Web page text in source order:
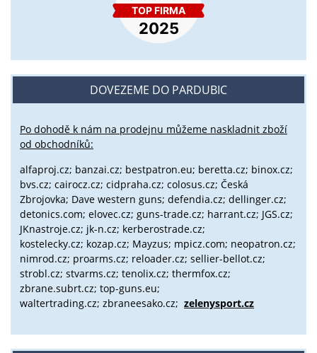
DOVEZEME DO PARDUBIC
Po dohodě k nám na prodejnu můžeme naskladnit zboží
od obchodníků:
alfaproj.cz; banzai.cz; bestpatron.eu; beretta.cz; binox.cz;
bvs.cz; cairocz.cz; cidpraha.cz; colosus.cz; Česká
Zbrojovka; Dave western guns; defendia.cz; dellinger.cz;
detonics.com; elovec.cz; guns-trade.cz; harrant.cz; JGS.cz;
JKnastroje.cz; jk-n.cz; kerberostrade.cz;
kostelecky.cz; kozap.cz; Mayzus; mpicz.com; neopatron.cz;
nimrod.cz; proarms.cz; reloader.cz; sellier-bellot.cz;
strobl.cz; stvarms.cz; tenolix.cz; thermfox.cz;
zbrane.subrt.cz; top-guns.eu;
waltertrading.cz; zbraneesako.cz; zelenysport.cz